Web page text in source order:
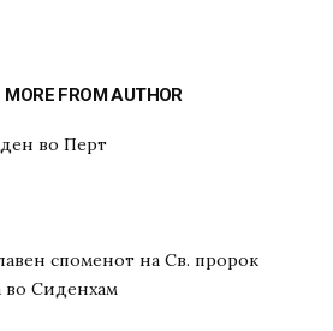
MORE FROM AUTHOR
во Перт
споменот на Св. пророк
во Сиденхам